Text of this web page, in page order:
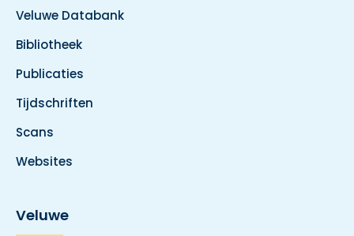
Veluwe Databank
Bibliotheek
Publicaties
Tijdschriften
Scans
Websites
Veluwe